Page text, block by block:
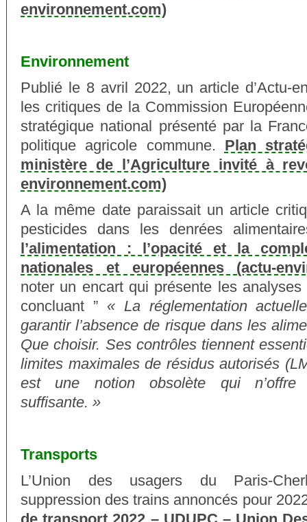
environnement.com)
Environnement
Publié le 8 avril 2022, un article d’Actu-
les critiques de la Commission
stratégique national présenté par la
politique agricole commune. Plan
ministère de l’Agriculture invité à
environnement.com)
A la même date paraissait un article
pesticides dans les denrées
l’alimentation : l’opacité et la
nationales et européennes (actu-
noter un encart qui présente les
concluant ” « La réglementation
garantir l’absence de risque dans les
Que choisir. Ses contrôles tiennent
limites maximales de résidus autorisés
est une notion obsolète qui n’offre
suffisante. »
Transports
L’Union des usagers du Paris-
suppression des trains annoncés pour